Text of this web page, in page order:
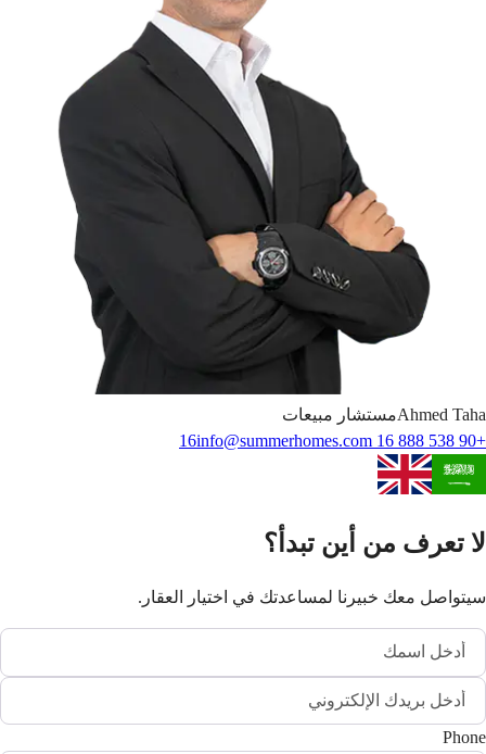
Ahmed Taha
مستشار مبيعات
+90 538 888 16 16
info@summerhomes.com
لا تعرف من أين تبدأ؟
سيتواصل معك خبيرنا لمساعدتك في اختيار العقار.
Phone